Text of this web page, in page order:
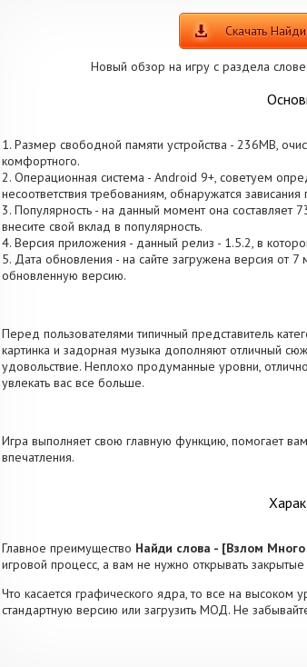
Скачать
Новый обзор на игру с раздела
1. Размер свободной памяти устройства - 236MB,
комфортного.
2. Операционная система - Android 9+, советуем
несоответствия требованиям, обнаружатся зависания
3. Популярность - на данный момент она составляет
внесите свой вклад в популярность.
4. Версия приложения - данный релиз - 1.5.2, в
5. Дата обновления - на сайте загружена версия от
обновленную версию.
Перед пользователями типичный представитель
картинка и задорная музыка дополняют отличный
удовольствие. Неплохо продуманные уровни,
увлекать вас все больше.
Игра выполняет свою главную функцию, помогает
впечатления.
Главное преимущество Найди слова - [Взлом Много
игровой процесс, а вам не нужно открывать
Что касается графического ядра, то все на высоком
стандартную версию или загрузить МОД. Не